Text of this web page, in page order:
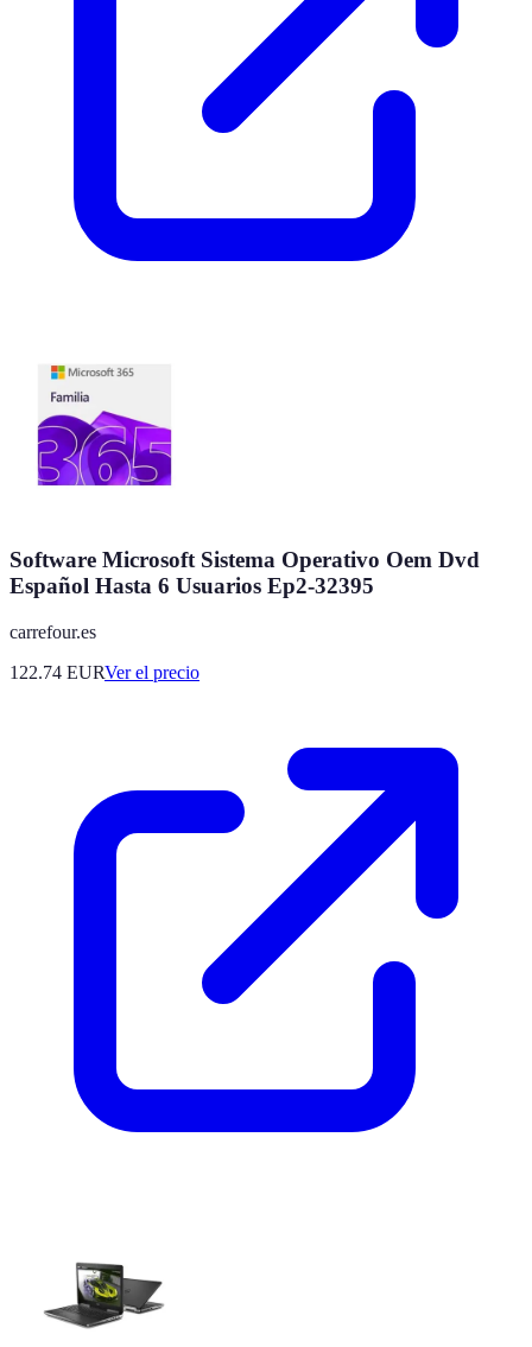
Software Microsoft Sistema Operativo Oem Dvd
Español Hasta 6 Usuarios Ep2-32395
carrefour.es
122.74 EURVer el precio